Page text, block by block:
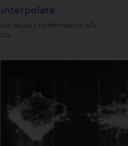
Interpolate
Art visuel | Performance A/V
CA